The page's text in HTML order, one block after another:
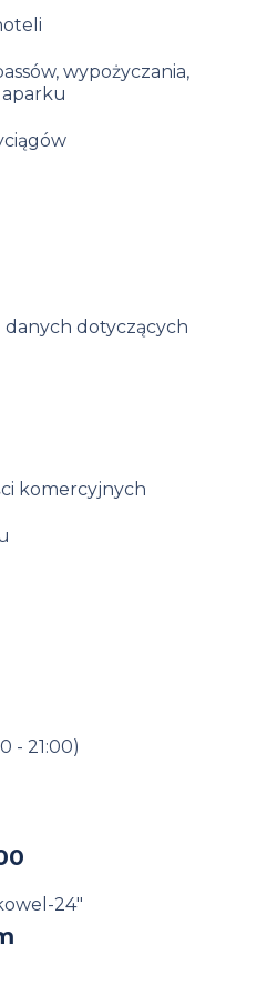
wypożyczania,
danych dotyczących
komercyjnych
- 21:00)
24"